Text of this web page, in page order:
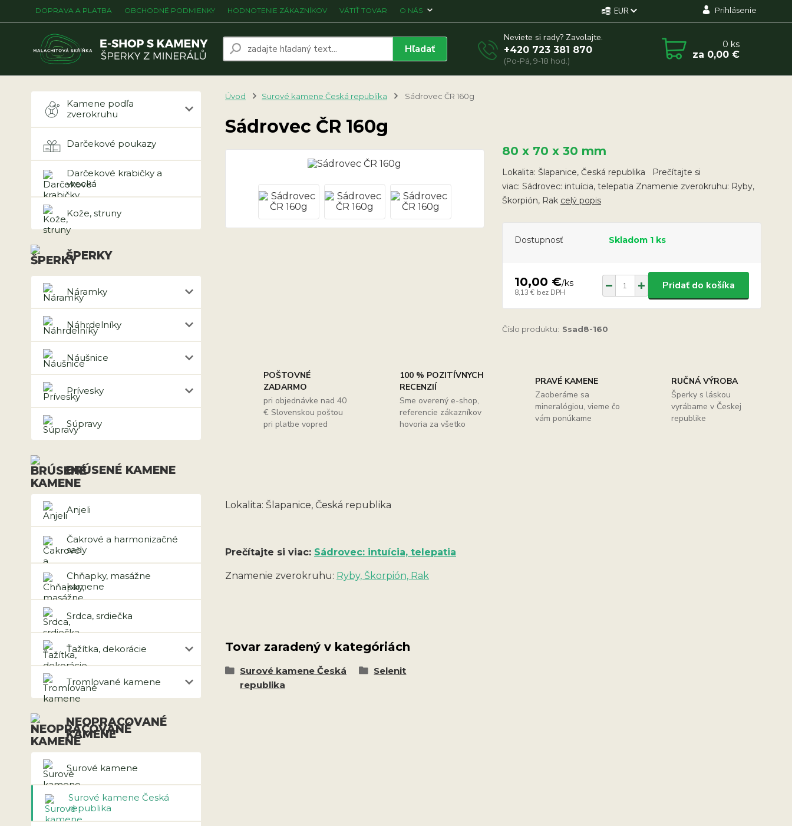
DOPRAVA A PLATBA OBCHODNÉ PODMIENKY HODNOTENIE ZÁKAZNÍKOV VÁTIŤ TOVAR O NÁS EUR Prihlásenie
Hľadať
Neviete si rady? Zavolajte.
+420 723 381 870
(Po-Pá, 9-18 hod.)
0 ks
za 0,00 €
Kamene podľa
zverokruhu
Darčekové poukazy
Darčekové krabičky a
vrecká
Kože, struny
ŠPERKY
Náramky
Náhrdelníky
Náušnice
Prívesky
Súpravy
BRÚSENÉ KAMENE
Anjeli
Čakrové a harmonizačné
sady
Chňapky, masážne
kamene
Srdca, srdiečka
Ťažítka, dekorácie
Tromlované kamene
NEOPRACOVANÉ
KAMENE
Surové kamene
Surové kamene Česká
republika
Úvod Surové kamene Česká republika Sádrovec ČR 160g
Sádrovec ČR 160g
80 x 70 x 30 mm
Lokalita: Šlapanice, Česká republika Prečítajte si
viac: Sádrovec: intuícia, telepatia Znamenie zverokruhu: Ryby,
Škorpión, Rak celý popis
Dostupnosť Skladom 1 ks
10,00 €/ks
8,13 € bez DPH
Pridať do košíka
Číslo produktu: Ssad8-160
POŠTOVNÉ
ZADARMO
pri objednávke nad 40
€ Slovenskou poštou
pri platbe vopred
100 % POZITÍVNYCH
RECENZIÍ
Sme overený e-shop,
referencie zákazníkov
hovoria za všetko
PRAVÉ KAMENE
Zaoberáme sa
mineralógiou, vieme čo
vám ponúkame
RUČNÁ VÝROBA
Šperky s láskou
vyrábame v Českej
republike
Lokalita: Šlapanice, Česká republika
Prečítajte si viac: Sádrovec: intuícia, telepatia
Znamenie zverokruhu: Ryby, Škorpión, Rak
Tovar zaradený v kategóriách
Surové kamene Česká
republika
Selenit